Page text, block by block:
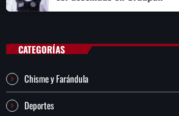
CATEGORÍAS
Chisme y Farándula
Deportes